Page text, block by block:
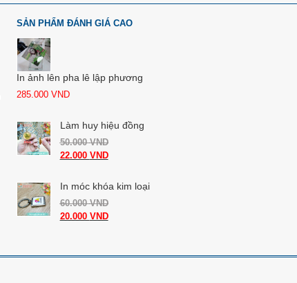
SẢN PHẨM ĐÁNH GIÁ CAO
In ảnh lên pha lê lập phương
285.000 VND
Làm huy hiệu đồng
50.000VND
22.000 VND
In móc khóa kim loại
60.000VND
20.000 VND